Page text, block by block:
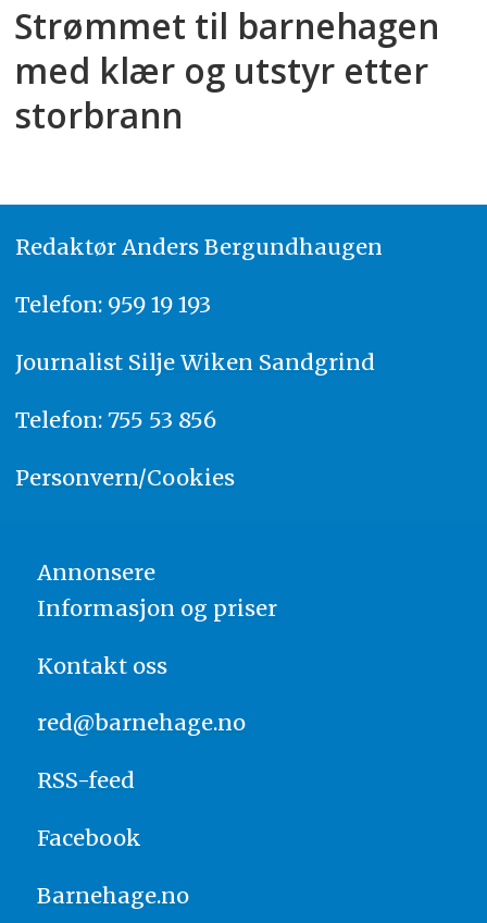
Strømmet til barnehagen
med klær og utstyr etter
storbrann
Redaktør Anders Bergundhaugen
Telefon: 959 19 193
Journalist Silje Wiken Sandgrind
Telefon: 755 53 856
Personvern/Cookies
Annonsere
Informasjon og priser
Kontakt oss
red@barnehage.no
RSS-feed
Facebook
Barnehage.no